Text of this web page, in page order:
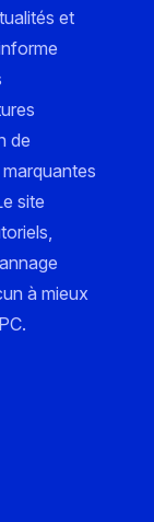
et
de
site
à mieux